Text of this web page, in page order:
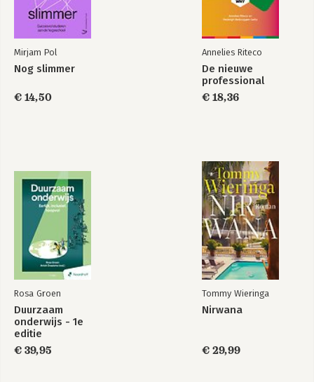
Mirjam Pol
Nog slimmer
€ 14,50
Annelies Riteco
De nieuwe
professional
€ 18,36
Rosa Groen
Duurzaam
onderwijs - 1e
editie
€ 39,95
Tommy Wieringa
Nirwana
€ 29,99